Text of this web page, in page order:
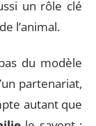
un rôle clé
l’animal.
du modèle
partenariat,
autant que